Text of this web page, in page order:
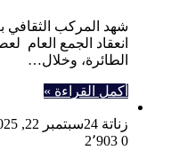
انعقاد الجمع العام
الطائرة، وخلال…
أكمل القراءة »
زناتة 24
سبتمبر 22, 2025
0